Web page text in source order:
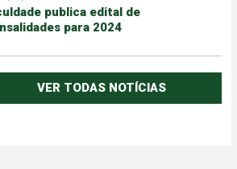
publica edital de
para 2024
VER TODAS NOTÍCIAS